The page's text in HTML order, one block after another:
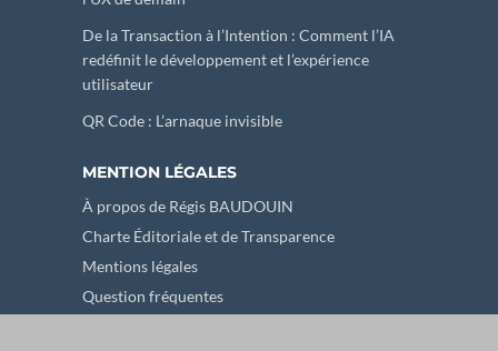
De la Transaction à l’Intention : Comment l’IA
redéfinit le développement et l’expérience
utilisateur
QR Code : L’arnaque invisible
MENTION LÉGALES
À propos de Régis BAUDOUIN
Charte Éditoriale et de Transparence
Mentions légales
Question fréquentes